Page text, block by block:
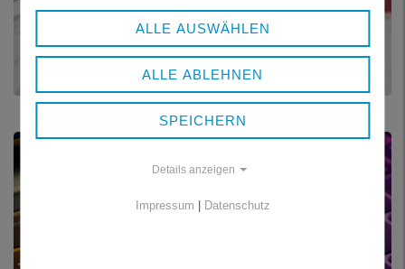
BANKVERBINDUNG
ALLE AUSWÄHLEN
ALLE ABLEHNEN
SPEICHERN
Details anzeigen
Impressum | Datenschutz